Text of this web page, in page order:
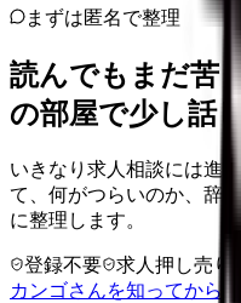
まずは匿名で整理
読んでもまだ苦
の部屋で少し話
いきなり求人相談には進
て、何がつらいのか、辞
に整理します。
登録不要 求人押し売り
カンゴさんを知ってから相